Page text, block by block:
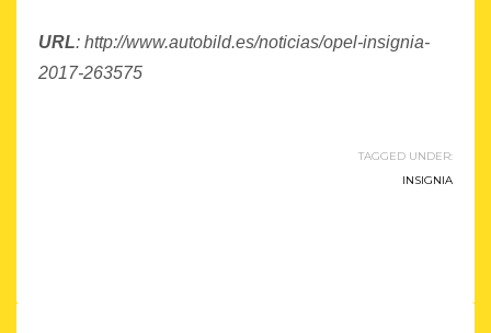
URL: http://www.autobild.es/noticias/opel-insignia-
2017-263575
TAGGED UNDER:
INSIGNIA